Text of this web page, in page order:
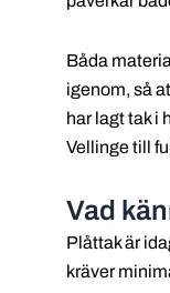
Båda
igenom, så
har lagt tak i
Vellinge till
Vad
Plåttak är
kräver